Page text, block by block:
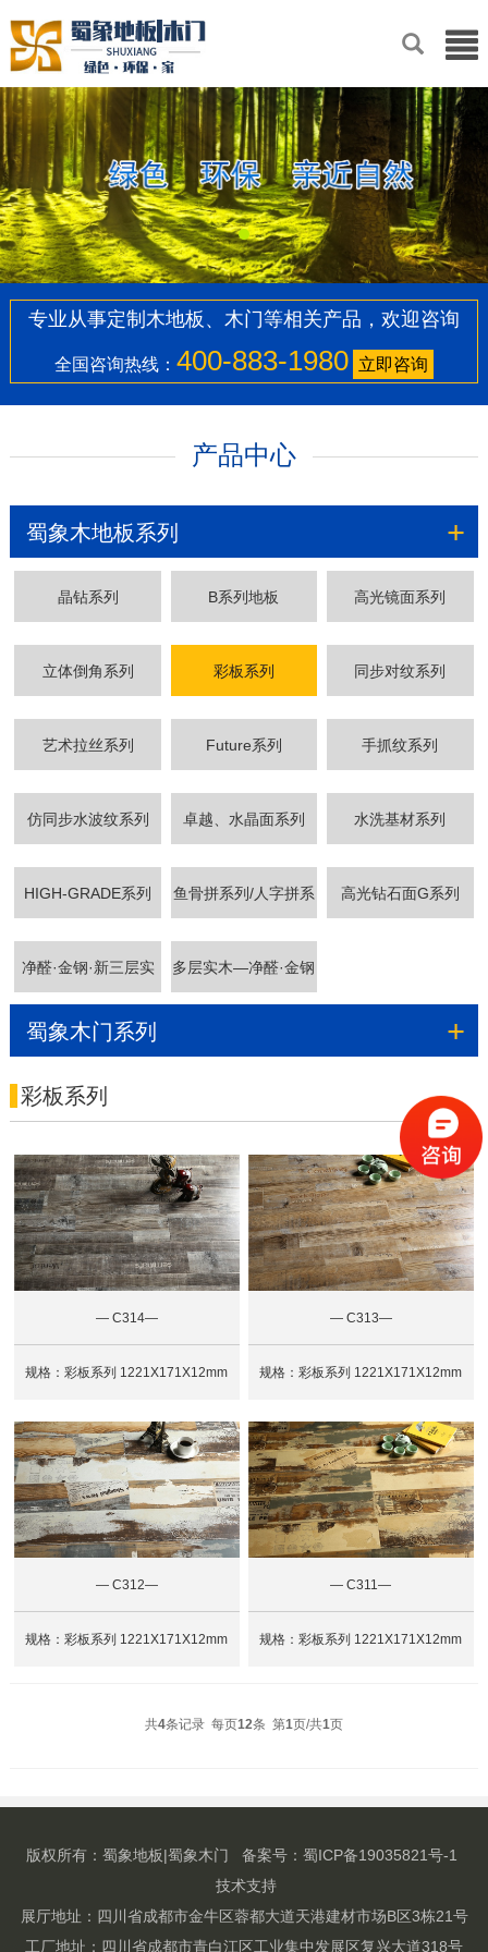
专业从事定制木地板、木门等相关产品，欢迎咨询
全国咨询热线： 400-883-1980 立即咨询
产品中心
蜀象木地板系列 +
晶钻系列 B系列地板 高光镜面系列
立体倒角系列 彩板系列 同步对纹系列
艺术拉丝系列 Future系列 手抓纹系列
仿同步水波纹系列 卓越、水晶面系列 水洗基材系列
HIGH-GRADE系列 鱼骨拼系列/人字拼系
列
高光钻石面G系列
净醛·金钢·新三层实
木地板
多层实木—净醛·金钢
蜀象木门系列 +
彩板系列
— C314—
规格：彩板系列 1221X171X12mm
— C313—
规格：彩板系列 1221X171X12mm
— C312—
规格：彩板系列 1221X171X12mm
— C311—
规格：彩板系列 1221X171X12mm
共4条记录 每页12条 第1页/共1页
版权所有：蜀象地板|蜀象木门 备案号： 蜀ICP备19035821号-1
技术支持
展厅地址：四川省成都市金牛区蓉都大道天港建材市场B区3栋21号
工厂地址：四川省成都市青白江区工业集中发展区复兴大道318号